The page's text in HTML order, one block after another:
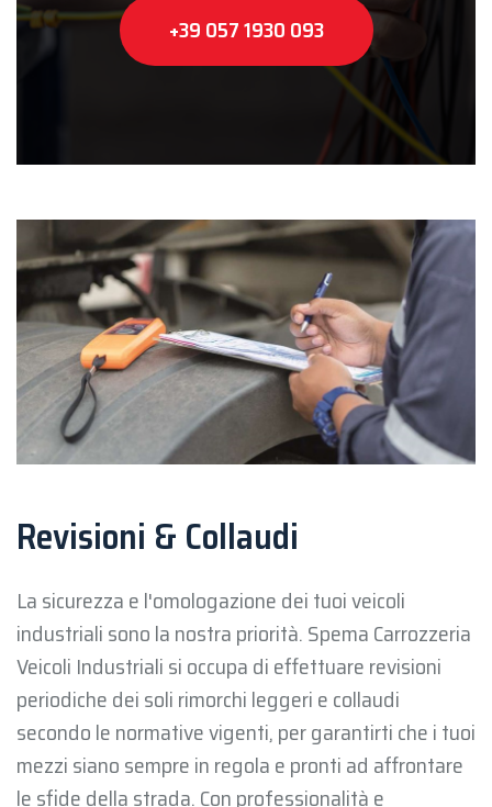
+39 057 1930 093
Revisioni & Collaudi
La sicurezza e l'omologazione dei tuoi veicoli
industriali sono la nostra priorità. Spema Carrozzeria
Veicoli Industriali si occupa di effettuare revisioni
periodiche dei soli rimorchi leggeri e collaudi
secondo le normative vigenti, per garantirti che i tuoi
mezzi siano sempre in regola e pronti ad affrontare
le sfide della strada. Con professionalità e